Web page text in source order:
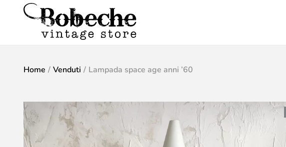
Home / Venduti / Lampada space age anni ’60